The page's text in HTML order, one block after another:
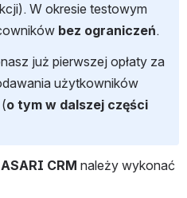
W okresie testowym
bez ograniczeń.
już pierwszej opłaty za
użytkowników
o tym w dalszej części
ASARI CRM należy wykonać